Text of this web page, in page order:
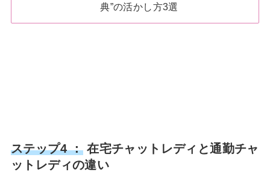
典”の活かし方3選
ステップ4 ：在宅チャットレディと通勤チャ
ットレディの違い